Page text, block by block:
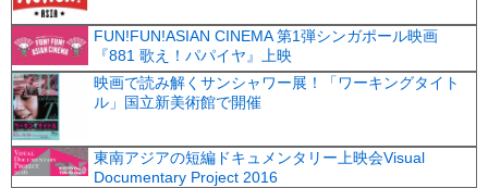
FUN!FUN!ASIAN CINEMA 第1弾シンガポール映画
『881 歌え！パパイヤ』上映
映画で読み解くサンシャワー展！「ワーキングタイト
ル」国立新美術館で開催
東南アジアの短編ドキュメンタリー上映会Visual
Documentary Project 2016